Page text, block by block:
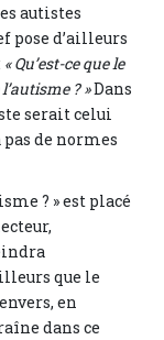
autistes
pose d’ailleurs
« Qu’est-ce que le
l’autisme ? »Dans
serait celui
de normes
? » est placé
que le
en
dans ce